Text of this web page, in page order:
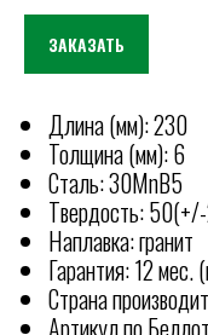
ЗАКАЗАТЬ
Длина (мм): 230
Толщина (мм): 6
Сталь: 30MnB5
Твердость:
Наплавка: гранит
Гарантия: 12 мес.
Страна